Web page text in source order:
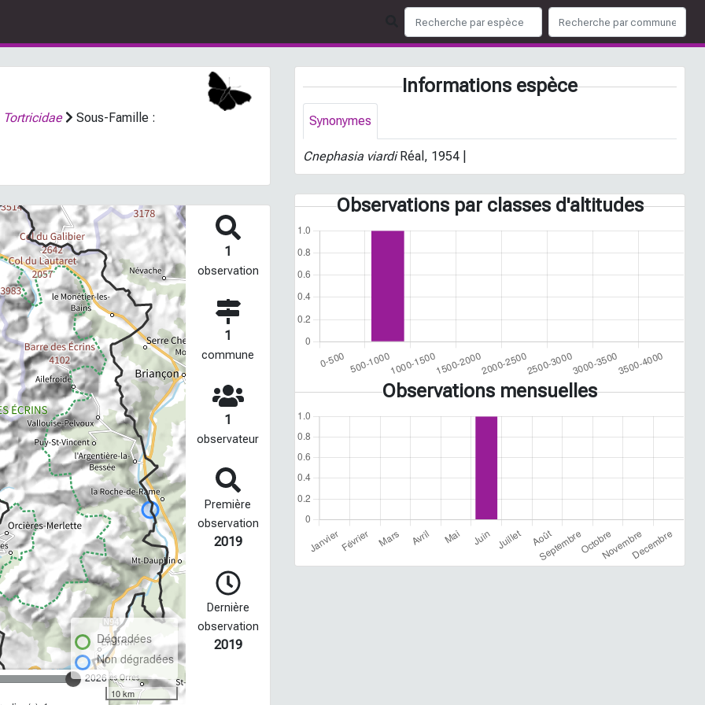
Tortricidae Sous-Famille :
2026
Dégradées
Non dégradées
10 km
1
observation
1
commune
1
observateur
Première
observation
2019
Dernière
observation
2019
Informations espèce
Synonymes
Cnephasia viardiRéal, 1954 |
Observations par classes d'altitudes
Observations mensuelles